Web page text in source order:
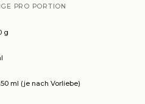
PRO PORTION
g
ml (je nach Vorliebe)